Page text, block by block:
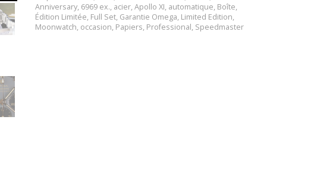
Anniversary, 6969 ex., acier, Apollo XI, automatique, Boîte,
Édition Limitée, Full Set, Garantie Omega, Limited Edition,
Moonwatch, occasion, Papiers, Professional, Speedmaster